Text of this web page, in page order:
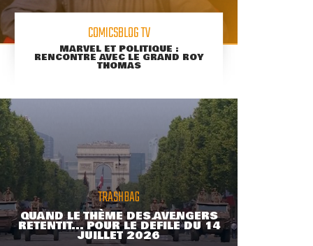
COMICSBLOG TV
MARVEL ET POLITIQUE :
RENCONTRE AVEC LE GRAND ROY
THOMAS
TRASHBAG
QUAND LE THÈME DES AVENGERS
RETENTIT... POUR LE DÉFILÉ DU 14
JUILLET 2026